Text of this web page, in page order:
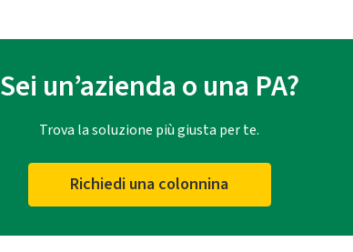
Sei un’azienda o una PA?
Trova la soluzione più giusta per te.
Richiedi una colonnina